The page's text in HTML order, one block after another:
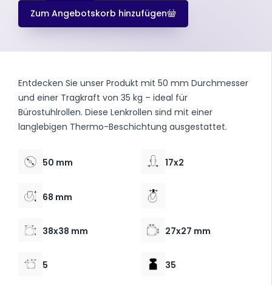
Zum Angebotskorb hinzufügen
Entdecken Sie unser Produkt mit 50 mm Durchmesser
und einer Tragkraft von 35 kg – ideal für
Bürostuhlrollen. Diese Lenkrollen sind mit einer
langlebigen Thermo-Beschichtung ausgestattet.
50 mm 17x2
68 mm
38x38 mm 27x27 mm
5 35